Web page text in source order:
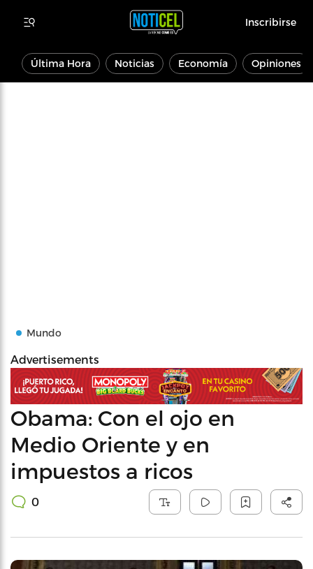
Inscribirse
Última Hora Noticias Economía Opiniones
Mundo
Advertisements
Obama: Con el ojo en
Medio Oriente y en
impuestos a ricos
0